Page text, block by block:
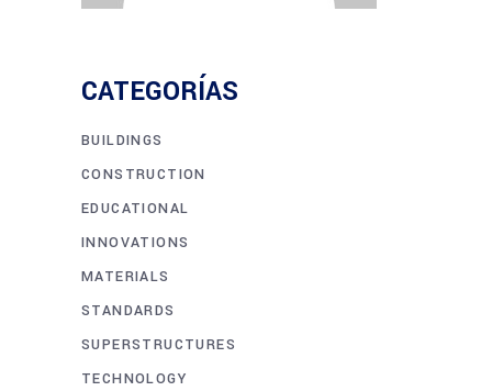
CATEGORÍAS
BUILDINGS
CONSTRUCTION
EDUCATIONAL
INNOVATIONS
MATERIALS
STANDARDS
SUPERSTRUCTURES
TECHNOLOGY